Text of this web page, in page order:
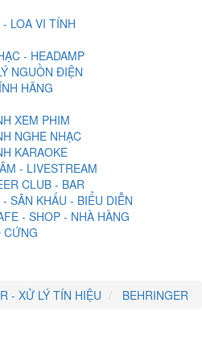
LOA VI TÍNH
- HEADAMP
NGUỒN ĐIỆN
HÃNG
XEM PHIM
NGHE NHẠC
KARAOKE
- LIVESTREAM
CLUB - BAR
SÂN KHẤU - BIỂU DIỄN
- SHOP - NHÀ HÀNG
CỨNG
- XỬ LÝ TÍN HIỆU BEHRINGER